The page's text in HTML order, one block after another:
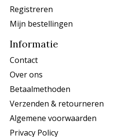
Registreren
Mijn bestellingen
Informatie
Contact
Over ons
Betaalmethoden
Verzenden & retourneren
Algemene voorwaarden
Privacy Policy